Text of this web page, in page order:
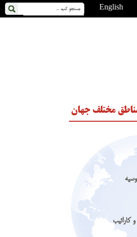
English
مختلف جهان
کارائیب